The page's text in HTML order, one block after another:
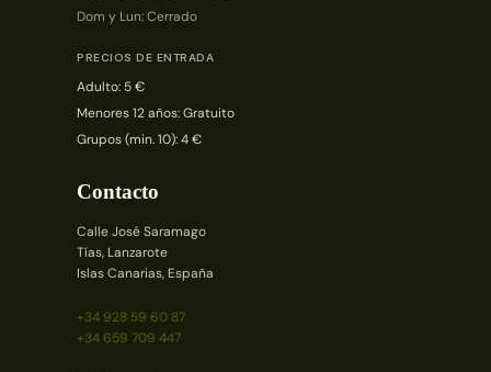
Dom y Lun: Cerrado
PRECIOS DE ENTRADA
Adulto: 5 €
Menores 12 años: Gratuito
Grupos (min. 10): 4 €
Contacto
Calle José Saramago
Tías, Lanzarote
Islas Canarias, España
+34 928 59 60 87
+34 659 709 447